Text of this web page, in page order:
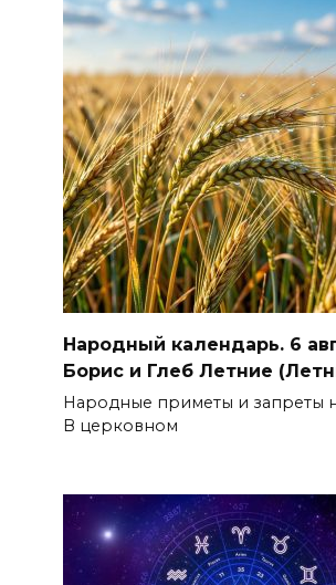
Народный календарь. 6
Борис и Глеб Летние
Народные приметы и запреты
В церковном